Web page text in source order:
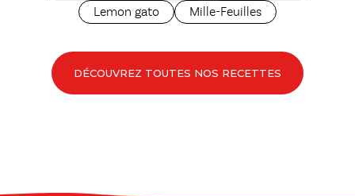
Lemon gato
Mille-Feuilles
DÉCOUVREZ TOUTES NOS RECETTES